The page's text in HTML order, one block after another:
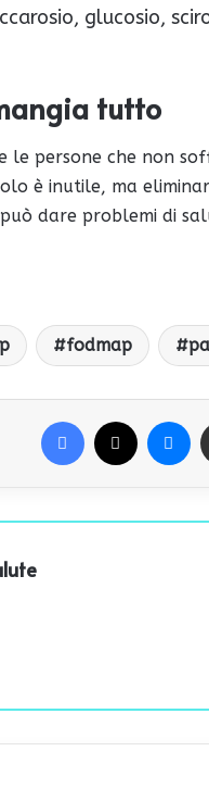
glucosio,
tutto
le persone che non
è inutile, ma
dare problemi di
fodmap